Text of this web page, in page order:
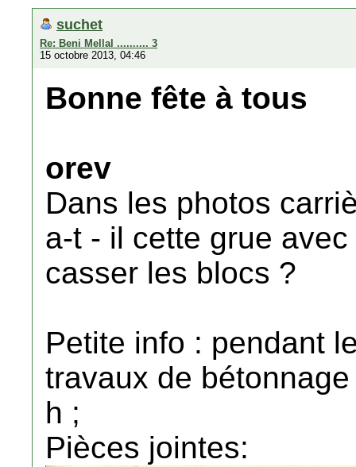
suchet
Re: Beni Mellal .......... 3
15 octobre 2013, 04:46
Bonne fête à tous
orev
Dans les photos
a-t - il cette grue
casser les blocs ?
Petite info : pendant
travaux de
h ;
Pièces jointes: